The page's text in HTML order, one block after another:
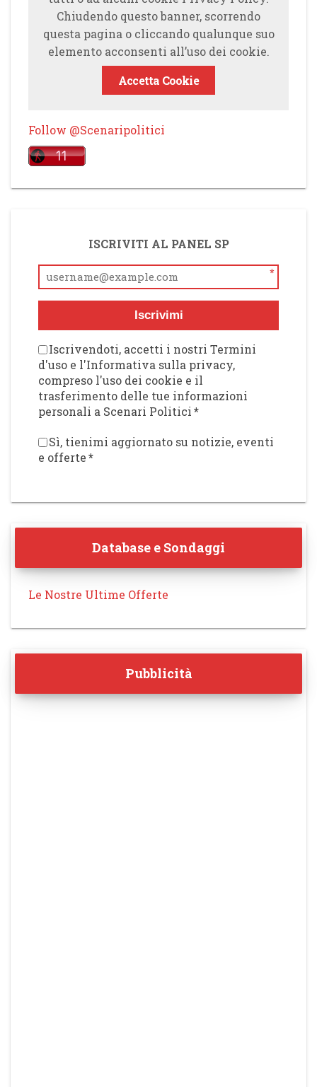
Chiudendo questo banner, scorrendo
questa pagina o cliccando qualunque suo
elemento acconsenti all’uso dei cookie.
Accetta Cookie
Follow @Scenaripolitici
ISCRIVITI AL PANEL SP
*
Iscrivimi
Iscrivendoti, accetti i nostri Termini
d'uso e l'Informativa sulla privacy,
compreso l'uso dei cookie e il
trasferimento delle tue informazioni
personali a Scenari Politici*
Sì, tienimi aggiornato su notizie, eventi
e offerte*
Database e Sondaggi
Le Nostre Ultime Offerte
Pubblicità